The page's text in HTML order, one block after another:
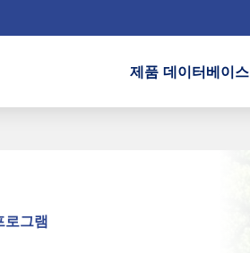
제품 데이터베이스
로그램